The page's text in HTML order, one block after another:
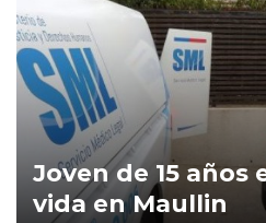
Joven de 15 años
vida en Maullin